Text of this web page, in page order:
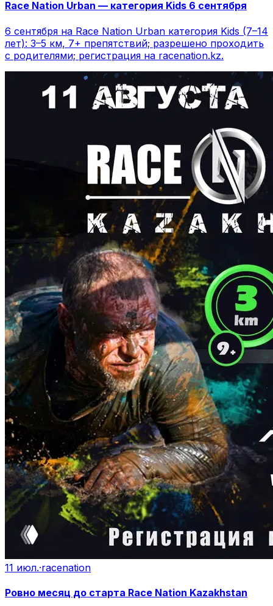
Race Nation Urban — категория Kids 6 сентября
6 сентября на Race Nation Urban категория Kids (7–14
лет): 3–5 км, 7+ препятствий; разрешено проходить
с родителями; регистрация на racenation.kz.
11 июл.·racenation
Ровно месяц до старта Race Nation Kazakhstan